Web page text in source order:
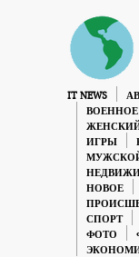
IT NEWS
ИГРЫ
НОВОЕ
СПОРТ
ФОТО